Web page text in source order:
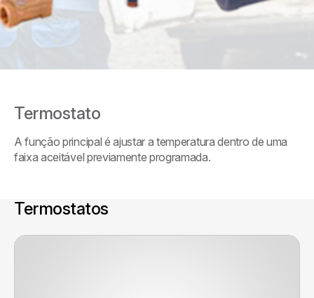
Termostato
A função principal é ajustar a temperatura dentro de uma
faixa aceitável previamente programada.
Termostatos